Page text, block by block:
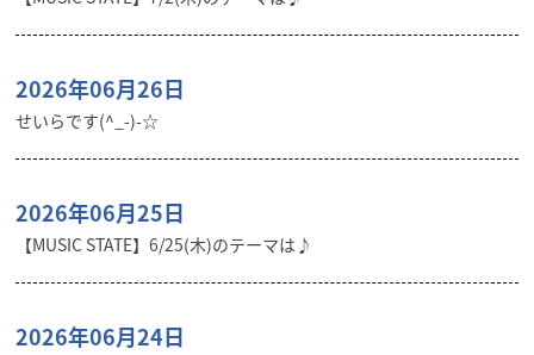
2026年06月26日
せいらです(^_-)-☆
2026年06月25日
【MUSIC STATE】6/25(木)のテーマは♪
2026年06月24日